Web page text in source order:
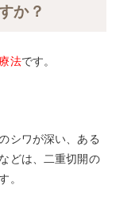
か？
法です。
シワが深い、ある
どは、二重切開の
。